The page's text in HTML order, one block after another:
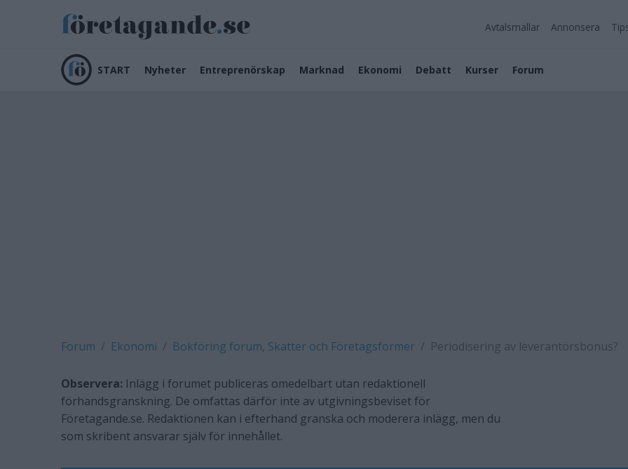
Avtalsmallar Annonsera
START Nyheter Entreprenörskap Marknad Ekonomi Debatt Kurser Forum
Forum Ekonomi Bokföring forum, Skatter och Företagsformer Periodisering av leverantörsbonus?
Observera: Inlägg i forumet publiceras omedelbart utan redaktionell
förhandsgranskning. De omfattas därför inte av utgivningsbeviset för
Företagande.se. Redaktionen kan i efterhand granska och moderera inlägg, men du
som skribent ansvarar själv för innehållet.